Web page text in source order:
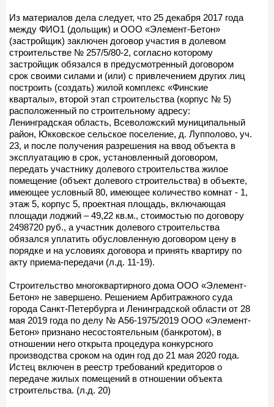
Из материалов дела следует, что 25 декабря 2017 года
между ФИО1 (дольщик) и ООО «Элемент-Бетон»
(застройщик) заключен договор участия в долевом
строительстве № 257/5/80-2, согласно которому
застройщик обязался в предусмотренный договором
срок своими силами и (или) с привлечением других лиц
построить (создать) жилой комплекс «Финские
кварталы», второй этап строительства (корпус № 5)
расположенный по строительному адресу:
Ленинградская область, Всеволожский муниципальный
район, Юкковское сельское поселение, д. Лупполово, уч.
23, и после получения разрешения на ввод объекта в
эксплуатацию в срок, установленный договором,
передать участнику долевого строительства жилое
помещение (объект долевого строительства) в объекте,
имеющее условный 80, имеющее количество комнат - 1,
этаж 5, корпус 5, проектная площадь, включающая
площади лоджий – 49,22 кв.м., стоимостью по договору
2498720 руб., а участник долевого строительства
обязался уплатить обусловленную договором цену в
порядке и на условиях договора и принять квартиру по
акту приема-передачи (л.д. 11-19).
Строительство многоквартирного дома ООО «Элемент-
Бетон» не завершено. Решением Арбитражного суда
города Санкт-Петербурга и Ленинградской области от 28
мая 2019 года по делу № А56-1975/2019 ООО «Элемент-
Бетон» признано несостоятельным (банкротом), в
отношении него открыта процедура конкурсного
производства сроком на один год до 21 мая 2020 года.
Истец включен в реестр требований кредиторов о
передаче жилых помещений в отношении объекта
строительства. (л.д. 20)